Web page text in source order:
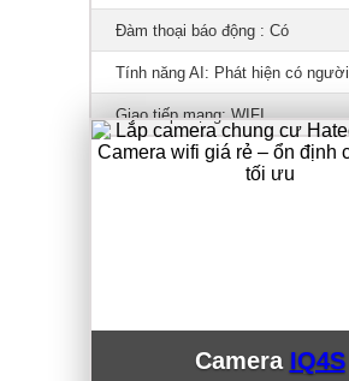
Đàm thoại báo động : Có
Tính năng AI: Phát hiện có người
Giao tiếp mạng: WIFI
Camera IQ4S